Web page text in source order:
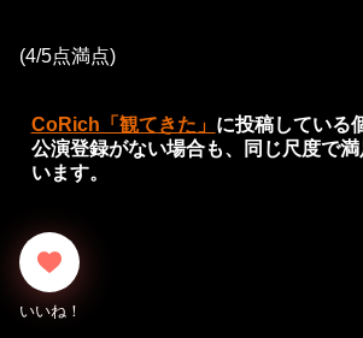
(4/5点満点)
CoRich「観てきた」 に投稿している
公演登録がない場合も、同じ尺度で
います。